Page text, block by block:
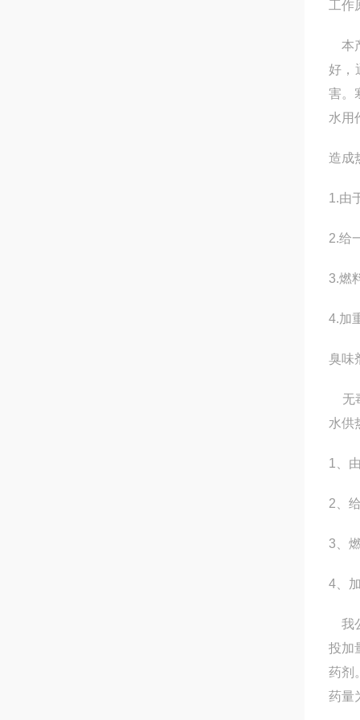
工作
本
好，
害。
水用
造成
1.由
2.给
3.燃
4.加
臭味
无
水供
1、
2、
3、
4、
我
投加
药剂
药量